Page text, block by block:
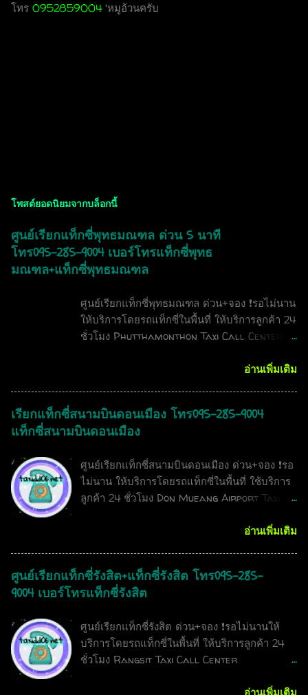
โทร 0952859004'หมูอ้วนครับ
โพสต์ยอดนิยมจากบล็อกนี้
ศูนย์เรียกแท็กซี่พุทธมณฑล ด่วน 5 นาที
โทร095-285-9004 เบอร์โทรแท็กซี่พุทธ
มณฑล+แท็กซี่พุทธมณฑล
ศูนย์เรียกแท็กซี่พุทธมณฑล ด่วน+จอง ❗รอไม่นาน
ให้บริการโดยรถแท็กซี่ในพื้นที่ ให้บริการลูกค้า 24
ชั่วโมง Phutthamonthon Taxi Call Center
0952859004 ' หมูอ้วนครับ สวัสดีครับลูกค้า
พุทธมณฑล ผ่านทางเว็บไซต์เพื่อความสะดวก
สบาย และง่ายต่อการให้บริการลูกค้า ให้บริการ
100 คัน สแตนบายตามจุดต่างๆ คอยให้บริการ
ลูกค้า จึงรวดเร็วต่อการให้บริการ สมาชิกชำนาญ
พื้นที่และเส้นทาง มากประสบการณ์กว่า 15 ปีของ
อำเภอ ที่มีประชากรพักอาศัยอยู่เป็นจำนวนมาก
ทั้งคนไทยและต่างชาติ ทำให้ช่วงเวลาเร่งด่วน
เช้า+เร่งด่วนเย็น รถสาธารณะไม่เพียงพอต่อความ
ต้องการของลูกค้า แต่อย่างไรก็ตามทีมงานเรา ขอ
เป็นส่วนหนึ่งในการเดินทาง ของพ่อแม่พี่น้อง
อำเภอพุทธมณฑล และพื้นที่ใกล้เคียง ศูนย์เรียก
แท็กซี่ของเรา เป็นศูนย์เรียกแท็กซี่ที่ดีที่สุด ติดอัน
ดับต้นๆของประเทศ ได้การยอมรับจาก Google
และผู้ใช้บร...
อ่านเพิ่มเติม
เรียกแท็กซี่สนามบินดอนเมือง โทร095-285-9004
แท็กซี่สนามบินดอนเมือง
ศูนย์เรียกแท็กซี่สนามบินดอนเมือง ด่วน+จอง ❗รอ
ไม่นาน ให้บริการโดยรถแท็กซี่ในพื้นที่ ใช้บริการ
ลูกค้า 24 ชั่วโมง Don Mueang Airport Taxi
Call 0952859004 <หมูอ้วนครับ> เรียกแท็กซี่
บินดอนเมืองไปต่างจังหวัด ให้บริการลูกค้า 24
ชั่วโมง สวัสดีครับลูกค้าทุกท่าน ท่านกำลังมองหา
ศูนย์เรียกแท็กซี่ดีดีอยู่ใช่ไหมครับ ยินดีตอนรับเข้า
เว็บไซต์เพื่อความสะดวกสบาย และง่ายต่อการให้
บริการลูกค้า มีรถแท็กซี่ในพื้นที่มากกว่า 400
คัน สแตนบายตามจุดต่างๆ คอยให้บริการลูกค้า
อ่านเพิ่มเติม
ศูนย์เรียกแท็กซี่รังสิต+แท็กซี่รังสิต โทร095-285-
9004 เบอร์โทรแท็กซี่รังสิต
ศูนย์เรียกแท็กซี่รังสิต ด่วน+จอง ❗รอไม่นานให้
บริการโดยรถแท็กซี่ในพื้นที่ ให้บริการลูกค้า 24
ชั่วโมง Rangsit Taxi Call Center